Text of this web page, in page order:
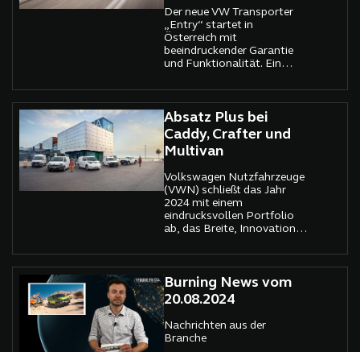
Der neue VW Transporter
„Entry“ startet in
Österreich mit
beeindruckender Garantie
und Funktionalität. Ein
Transportsektor.
Absatz Plus bei
Caddy, Crafter und
Multivan
Volkswagen Nutzfahrzeuge
(VWN) schließt das Jahr
2024 mit einem
eindrucksvollen Portfolio
ab, das Breite, Innovation
vereint. Trotz einer leichten
Stagnation in den
Gesamtlieferzahlen, mit
408.300 ausgelieferten
Fahrzeugen nahezu auf
Vorjahresniveau (2023:
409.400), stechen einige
Modelle als absolute
Burning News vom
20.08.2024
Nachrichten aus der
Branche